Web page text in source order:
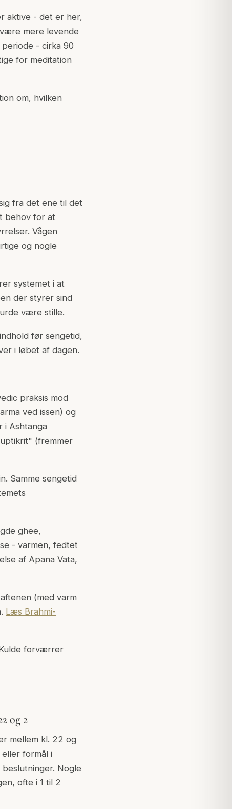
aktive - det er her,
mere levende
- cirka 90
for meditation
om, hvilken
fra det ene til det
behov for at
Vågen
og nogle
systemet i at
der styrer sind
være stille.
før sengetid,
i løbet af dagen.
praksis mod
ved issen) og
i Ashtanga
(fremmer
Samme sengetid
ghee,
- varmen, fedtet
af Apana Vata,
(med varm
Læs Brahmi-
forværrer
og 2
mellem kl. 22 og
formål i
Nogle
ofte i 1 til 2